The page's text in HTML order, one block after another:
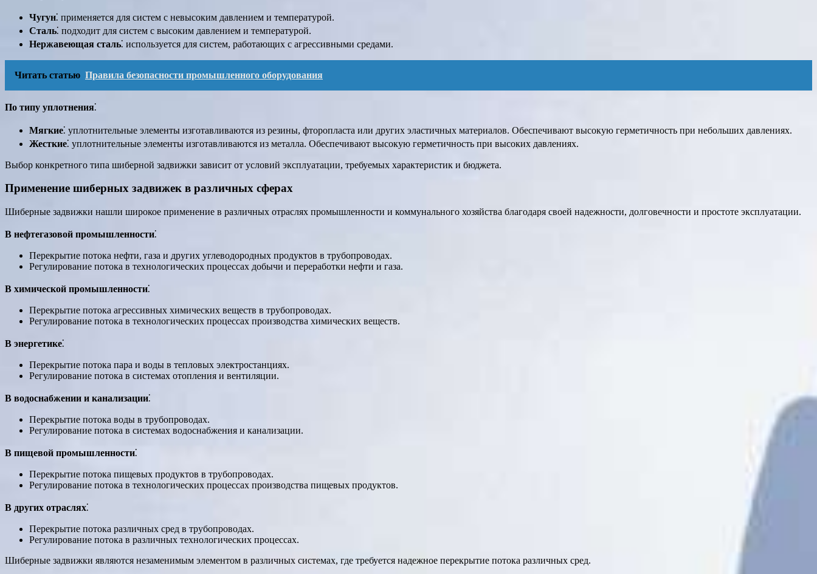
Чугун⁚ применяется для систем с невысоким давлением и температурой.
Сталь⁚ подходит для систем с высоким давлением и температурой.
Нержавеющая сталь⁚ используется для систем, работающих с агрессивными средами.
Читать статью Правила безопасности промышленного оборудования
По типу уплотнения⁚
Мягкие⁚ уплотнительные элементы изготавливаются из резины, фторопласта или других эластичных материалов. Обеспечивают высокую герметичность при небольших давлениях.
Жесткие⁚ уплотнительные элементы изготавливаются из металла. Обеспечивают высокую герметичность при высоких давлениях.
Выбор конкретного типа шиберной задвижки зависит от условий эксплуатации, требуемых характеристик и бюджета.
Применение шиберных задвижек в различных сферах
Шиберные задвижки нашли широкое применение в различных отраслях промышленности и коммунального хозяйства благодаря своей надежности, долговечности и простоте эксплуатации.
В нефтегазовой промышленности⁚
Перекрытие потока нефти, газа и других углеводородных продуктов в трубопроводах.
Регулирование потока в технологических процессах добычи и переработки нефти и газа.
В химической промышленности⁚
Перекрытие потока агрессивных химических веществ в трубопроводах.
Регулирование потока в технологических процессах производства химических веществ.
В энергетике⁚
Перекрытие потока пара и воды в тепловых электростанциях.
Регулирование потока в системах отопления и вентиляции.
В водоснабжении и канализации⁚
Перекрытие потока воды в трубопроводах.
Регулирование потока в системах водоснабжения и канализации.
В пищевой промышленности⁚
Перекрытие потока пищевых продуктов в трубопроводах.
Регулирование потока в технологических процессах производства пищевых продуктов.
В других отраслях⁚
Перекрытие потока различных сред в трубопроводах.
Регулирование потока в различных технологических процессах.
Шиберные задвижки являются незаменимым элементом в различных системах, где требуется надежное перекрытие потока различных сред.